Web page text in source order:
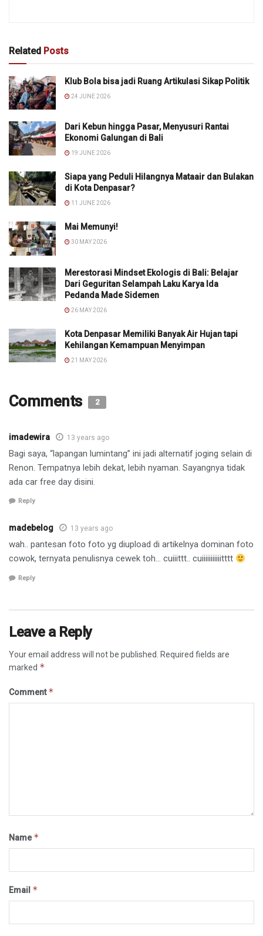
Related Posts
Klub Bola bisa jadi Ruang Artikulasi Sikap Politik
24 JUNE 2026
Dari Kebun hingga Pasar, Menyusuri Rantai
Ekonomi Galungan di Bali
19 JUNE 2026
Siapa yang Peduli Hilangnya Mataair dan Bulakan
di Kota Denpasar?
11 JUNE 2026
Mai Memunyi!
30 MAY 2026
Merestorasi Mindset Ekologis di Bali: Belajar
Dari Geguritan Selampah Laku Karya Ida
Pedanda Made Sidemen
26 MAY 2026
Kota Denpasar Memiliki Banyak Air Hujan tapi
Kehilangan Kemampuan Menyimpan
21 MAY 2026
Comments 2
imadewira 13 years ago
Bagi saya, “lapangan lumintang” ini jadi alternatif joging selain di
Renon. Tempatnya lebih dekat, lebih nyaman. Sayangnya tidak
ada car free day disini.
Reply
madebelog 13 years ago
wah.. pantesan foto foto yg diupload di artikelnya dominan foto
cowok, ternyata penulisnya cewek toh… cuiiittt.. cuiiiiiiiiiiitttt
Reply
Leave a Reply
Your email address will not be published.
Required fields are
marked *
Comment*
Name*
Email *